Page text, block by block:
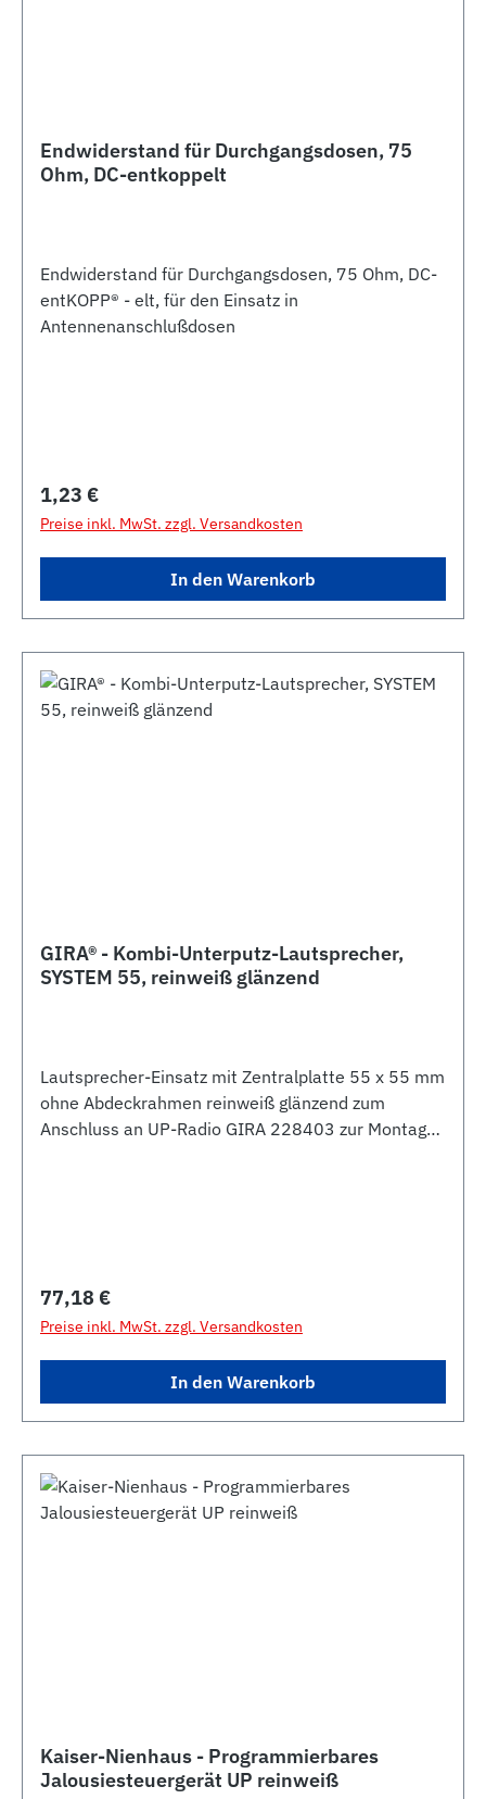
Endwiderstand für Durchgangsdosen, 75
Ohm, DC-entkoppelt
Endwiderstand für Durchgangsdosen, 75 Ohm, DC-
entKOPP® - elt, für den Einsatz in
Antennenanschlußdosen
Regulärer Preis:
1,23 €
Preise inkl. MwSt. zzgl. Versandkosten
In den Warenkorb
GIRA® - Kombi-Unterputz-Lautsprecher,
SYSTEM 55, reinweiß glänzend
Lautsprecher-Einsatz mit Zentralplatte 55 x 55 mm
ohne Abdeckrahmen reinweiß glänzend zum
Anschluss an UP-Radio GIRA 228403 zur Montage
Regulärer Preis:
77,18 €
Preise inkl. MwSt. zzgl. Versandkosten
In den Warenkorb
Kaiser-Nienhaus - Programmierbares
Jalousiesteuergerät UP reinweiß